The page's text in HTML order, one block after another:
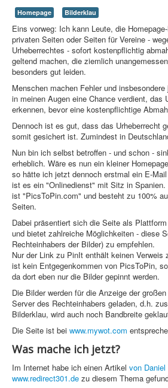
JavaScript
Sicherheit
PovRay +
Home
PovRay
PHP
Webdesign
CMS
Grafik
JavaScript
Sicherheit
Home
PovRay
PHP
Webdesign
Homepage Bilderklau
Eins vorweg: Ich kann Leute, die
privaten Seiten oder Seiten für Vereine -
Urheberrechtes - sofort kostenpflichtig
geltend machen, die ziemlich
besonders gut leiden.
Menschen machen Fehler und
in meinen Augen eine Chance verdient, das
erkennen, bevor eine kostenpflichtige
Dennoch ist es gut, dass das Urheberrecht
somit gesichert ist. Zumindest in
Nun bin ich selbst betroffen - und schon -
erheblich. Wäre es nun ein kleiner
so hätte ich jetzt dennoch erstmal ein E-
ist es ein "Onlinedienst" mit Sitz in Spanien.
ist "PicsToPin.com" und besteht zu 100%
Seiten.
Dabei präsentiert sich die Seite als
und bietet zahlreiche Möglichkeiten - diese
Rechteinhabers der Bilder) zu empfehlen.
Nur der Link zu PinIt enthält keinen Verweis
ist kein Entgegenkommen von PicsToPin,
da dort eben nur die Bilder gepinnt werden.
Die Bilder werden für die Anzeige der
Server des Rechteinhabers geladen, d.h.
Bilderklau, wird auch noch Bandbreite
Die Seite ist bei www.mywot.com
Was mache ich jetzt?
Im Internet habe ich einen Artikel von
www.redirect301.de zu diesem Thema